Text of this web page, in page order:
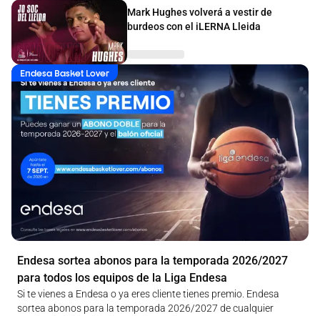
Mark Hughes volverá a vestir de
burdeos con el iLERNA Lleida
Endesa Basket Lover
Endesa sortea abonos para la temporada 2026/2027
para todos los equipos de la Liga Endesa
Si te vienes a Endesa o ya eres cliente tienes premio. Endesa
sortea abonos para la temporada 2026/2027 de cualquier